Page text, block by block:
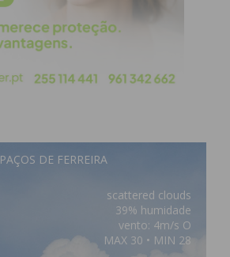
PAÇOS DE FERREIRA
scattered clouds
39% humidade
vento: 4m/s O
MAX 30 • MIN 28